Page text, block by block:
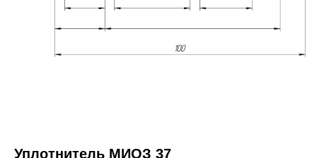
Уплотнитель МИОЗ 37